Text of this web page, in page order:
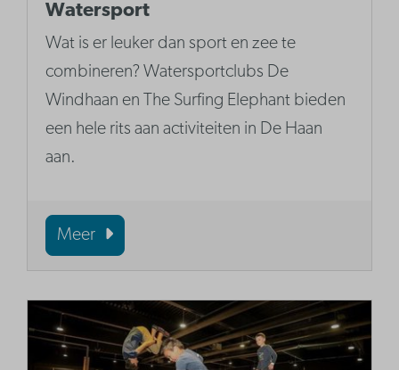
Watersport
Wat is er leuker dan sport en zee te
combineren? Watersportclubs De
Windhaan en The Surfing Elephant bieden
een hele rits aan activiteiten in De Haan
aan.
Meer